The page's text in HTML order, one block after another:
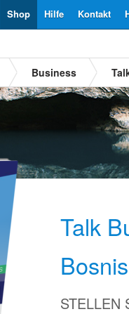
Kontakt
Hilfe
Shop
Business
Talk
STELLEN